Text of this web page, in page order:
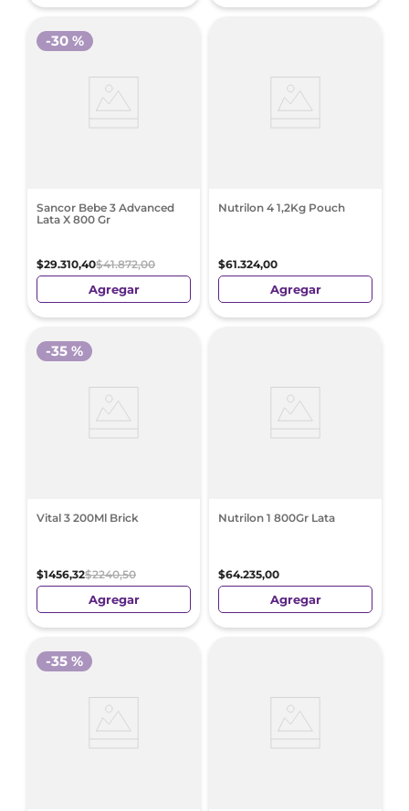
Sancor Bebe 3 Advanced
Lata X 800 Gr
$29.310,40$41.872,00
-30 %
Agregar
Nutrilon 4 1,2Kg Pouch
$61.324,00
Agregar
Vital 3 200Ml Brick
$1456,32$2240,50
-35 %
Agregar
Nutrilon 1 800Gr Lata
$64.235,00
Agregar
-35 %